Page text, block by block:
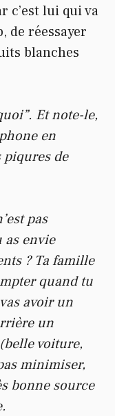
c’est lui qui va
de réessayer
blanches
Et note-le,
en
piqures de
pas
envie
? Ta famille
quand tu
avoir un
un
voiture,
minimiser,
bonne source